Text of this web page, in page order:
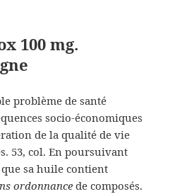
100 mg.
problème de santé
socio-économiques
de la qualité de vie
53, col. En poursuivant
sa huile contient
ordonnance de composés.